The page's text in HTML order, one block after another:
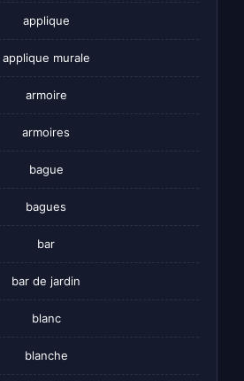
applique
applique murale
armoire
armoires
bague
bagues
bar
bar de jardin
blanc
blanche